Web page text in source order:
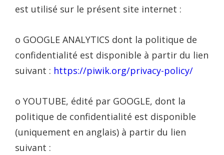
est utilisé sur le présent site internet :
o GOOGLE ANALYTICS dont la politique de
confidentialité est disponible à partir du lien
suivant : https://piwik.org/privacy-policy/
o YOUTUBE, édité par GOOGLE, dont la
politique de confidentialité est disponible
(uniquement en anglais) à partir du lien
suivant :